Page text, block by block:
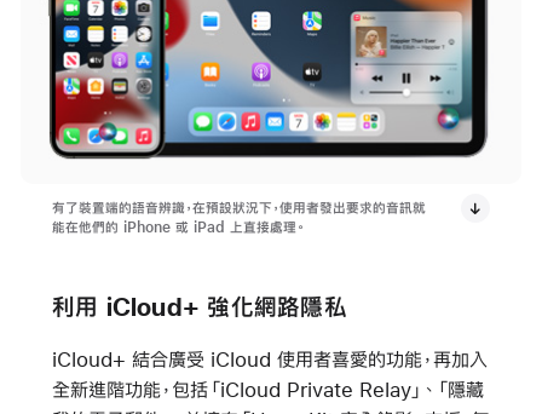
有了裝置端的語音辨識，在預設狀況下，使用者發出要求的音訊就
能在他們的 iPhone 或 iPad 上直接處理。
利用 iCloud+ 強化網路隱私
iCloud+ 結合廣受 iCloud 使用者喜愛的功能，再加入
全新進階功能，包括「iCloud Private Relay」、「隱藏